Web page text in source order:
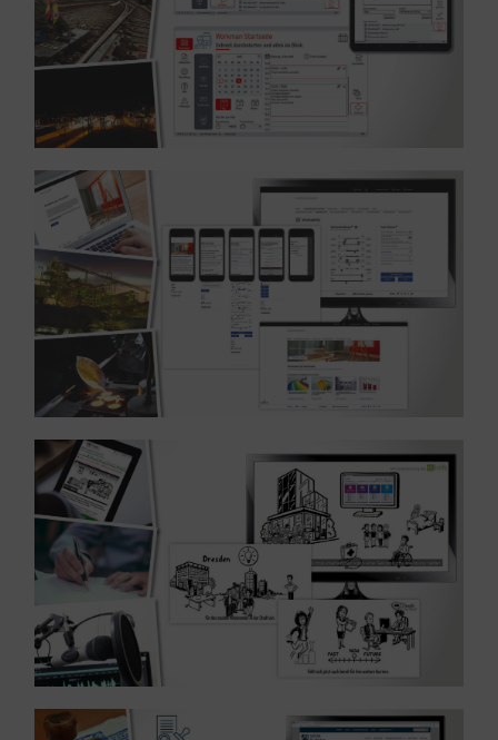
Referenz: UX Design – Branche Industrie
MEHR ERFAHREN ...
Referenz: Konzeption und Gestaltung von Erklärvideos
– Branche Gemeinnützig
MEHR ERFAHREN ...
MEHR ERFAHREN ...